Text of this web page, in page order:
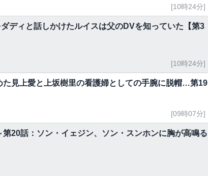
[10時24分]
ディと話しかけたルイスは父のDVを知っていた【第3
[10時24分]
見上愛と上坂樹里の看護婦としての手腕に脱帽…第19
[09時07分]
20話：ソン・イェジン、ソン・スンホンに胸が高鳴る